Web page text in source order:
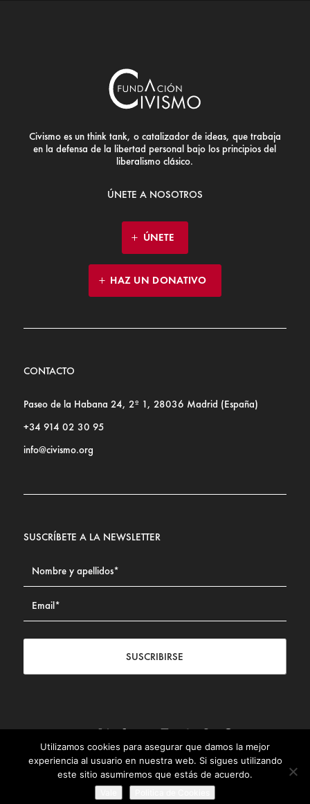
Civismo es un think tank, o catalizador de ideas, que trabaja
en la defensa de la libertad personal bajo los principios del
liberalismo clásico.
ÚNETE A NOSOTROS
ÚNETE
HAZ UN DONATIVO
CONTACTO
Paseo de la Habana 24, 2º 1, 28036 Madrid (España)
+34 914 02 30 95
info@civismo.org
SUSCRÍBETE A LA NEWSLETTER
SUSCRIBIRSE
Contacto | Aviso legal | Política de privacidad | Política de
Cookies
© Fundación Civismo 2025
Utilizamos cookies para asegurar que damos la mejor
experiencia al usuario en nuestra web. Si sigues utilizando
este sitio asumiremos que estás de acuerdo.